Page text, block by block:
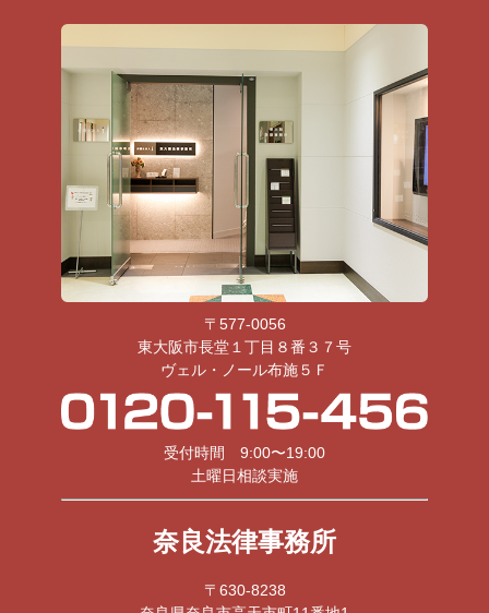
〒577-0056
東大阪市長堂１丁目８番３７号
ヴェル・ノール布施５Ｆ
受付時間 9:00〜19:00
土曜日相談実施
奈良法律事務所
〒630-8238